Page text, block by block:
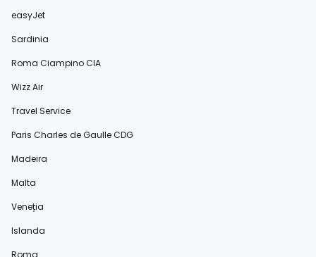
easyJet
Sardinia
Roma Ciampino CIA
Wizz Air
Travel Service
Paris Charles de Gaulle CDG
Madeira
Malta
Veneția
Islanda